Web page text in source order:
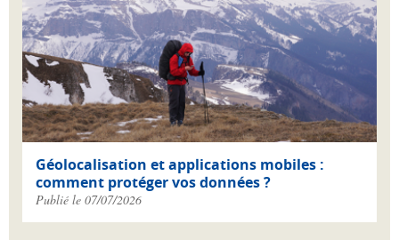
Géolocalisation et applications mobiles :
comment protéger vos données ?
Publié le 07/07/2026